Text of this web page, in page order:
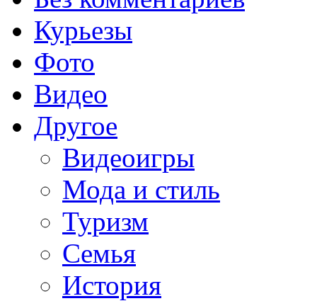
Курьезы
Фото
Видео
Другое
Видеоигры
Мода и стиль
Туризм
Семья
История